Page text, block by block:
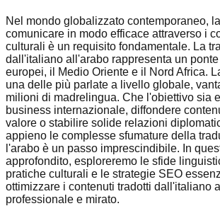
Nel mondo globalizzato contemporaneo,
comunicare in modo efficace attraverso i
culturali è un requisito fondamentale. La
dall'italiano all'arabo rappresenta un
europei, il Medio Oriente e il Nord Africa.
una delle più parlate a livello globale,
milioni di madrelingua. Che l'obiettivo sia
business internazionale, diffondere
valore o stabilire solide relazioni
appieno le complesse sfumature della
l'arabo è un passo imprescindibile. In
approfondito, esploreremo le sfide
pratiche culturali e le strategie SEO
ottimizzare i contenuti tradotti dall'italiano
professionale e mirato.